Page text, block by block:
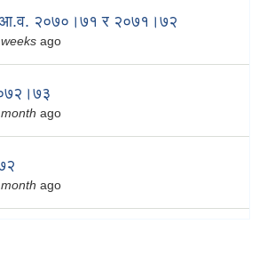
आ.व. २०७०।७१ र २०७१।७२
ago
ago
ago